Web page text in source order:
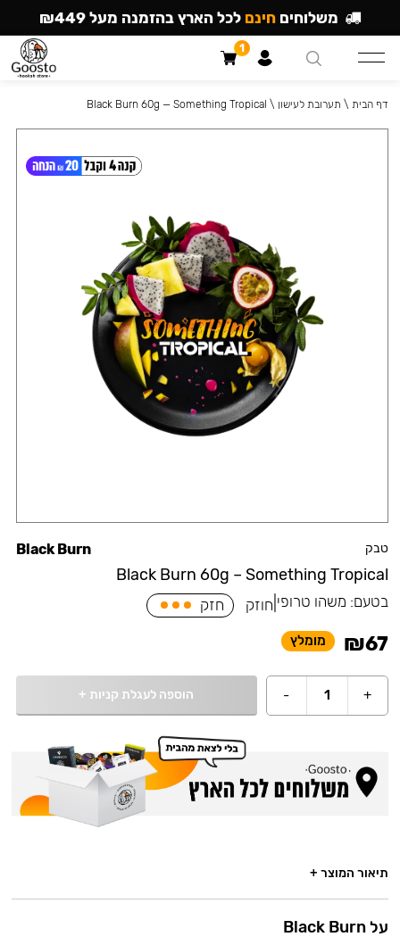
טבק
Black Burn 60g – Something Tropical
Black Burn
בטעם: משהו טרופי חוזק חזק
₪67 מומלץ
+
1
- הוספה לעגלת קניות +
דף הבית \ תערובת לעישון \
Black Burn 60g — Something Tropical
תיאור המוצר +
על Black Burn
משלוחים חינם לכל הארץ בהזמנה מעל ₪449
1